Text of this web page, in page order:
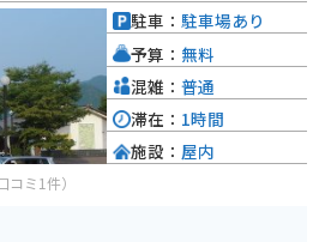
コミ1件）
駐車： 駐車場あり
予算： 無料
混雑： 普通
滞在： 1時間
施設： 屋内